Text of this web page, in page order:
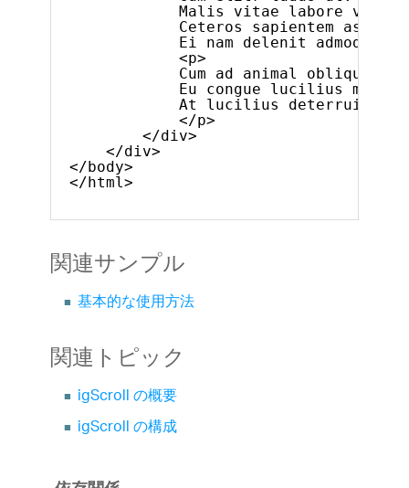
Malis vitae labore vis
Ceteros sapientem
Ei nam delenit admodum
<p>
Cum ad animal oblique,
Eu congue lucilius mei,
At lucilius deterruisset
</p>
</div>
</div>
</body>
</html>
関連サンプル
基本的な使用方法
関連トピック
igScroll の概要
igScroll の構成